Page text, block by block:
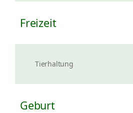
Freizeit
Tierhaltung
Geburt